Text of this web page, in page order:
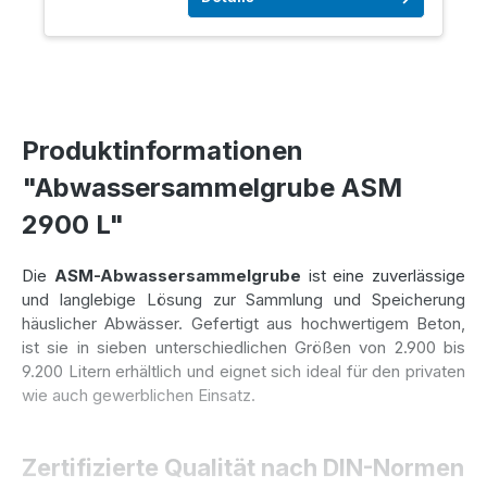
Produktinformationen
"Abwassersammelgrube ASM
2900 L"
Die ASM-Abwassersammelgrube ist eine zuverlässige
und langlebige Lösung zur Sammlung und Speicherung
häuslicher Abwässer. Gefertigt aus hochwertigem Beton,
ist sie in sieben unterschiedlichen Größen von 2.900 bis
9.200 Litern erhältlich und eignet sich ideal für den privaten
wie auch gewerblichen Einsatz.
Zertifizierte Qualität nach DIN-Normen